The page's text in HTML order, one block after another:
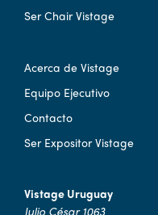
Ser Chair Vistage
Acerca de Vistage
Equipo Ejecutivo
Contacto
Ser Expositor Vistage
Vistage Uruguay
Julio César 1063